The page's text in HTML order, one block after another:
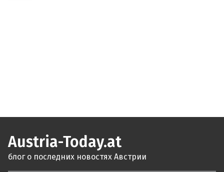
Austria-Today.at
блог о последних новостях Австрии